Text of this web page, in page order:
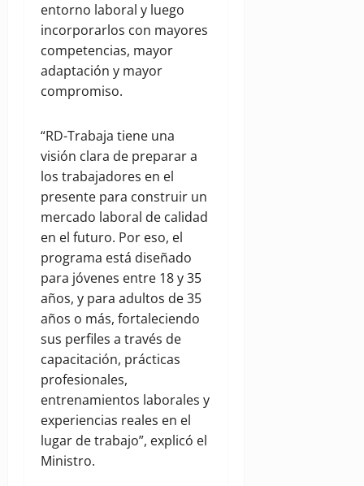
entorno laboral y luego
incorporarlos con mayores
competencias, mayor
adaptación y mayor
compromiso.
“RD-Trabaja tiene una
visión clara de preparar a
los trabajadores en el
presente para construir un
mercado laboral de calidad
en el futuro. Por eso, el
programa está diseñado
para jóvenes entre 18 y 35
años, y para adultos de 35
años o más, fortaleciendo
sus perfiles a través de
capacitación, prácticas
profesionales,
entrenamientos laborales y
experiencias reales en el
lugar de trabajo”, explicó el
Ministro.